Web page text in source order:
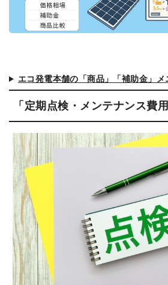
エコ発電本舗の「商品」「補助金」メ
「定期点検・メンテナンス費